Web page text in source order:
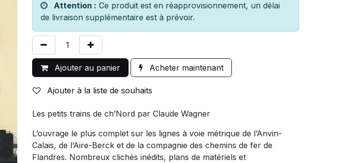
Attention : Ce produit est en réapprovisionnement, un délai
de livraison supplémentaire est à prévoir.
Ajouter au panier Acheter maintenant
Ajouter à la liste de souhaits
Les petits trains de ch’Nord par Claude Wagner
L’ouvrage le plus complet sur les lignes à voie métrique de l’Anvin-
Calais, de l’Aire-Berck et de la compagnie des chemins de fer de
Flandres. Nombreux clichés inédits, plans de matériels et